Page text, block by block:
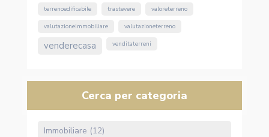
terrenoedificabile trastevere valoreterreno
valutazioneimmobiliare valutazioneterreno
venderecasa venditaterreni
Cerca per categoria
Immobiliare (12)